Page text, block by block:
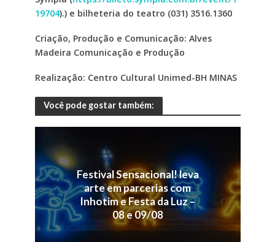
19704).) e bilheteria do teatro (031) 3516.1360
Criação, Produção e Comunicação: Alves
Madeira Comunicação e Produção
Realização: Centro Cultural Unimed-BH MINAS
Você pode gostar também:
Festival Sensacional! leva
arte em parcerias com
Inhotim e Festa da Luz –
08 e 09/08